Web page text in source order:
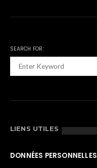
SEARCH FOR:
LIENS UTILES
DONNÉES PERSONNELLES